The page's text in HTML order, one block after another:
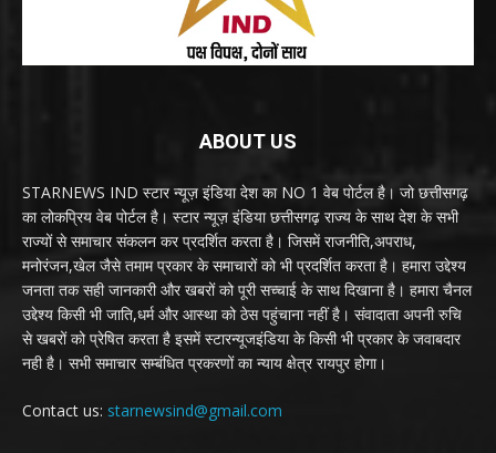
ABOUT US
STARNEWS IND स्टार न्यूज़ इंडिया देश का NO 1 वेब पोर्टल है। जो छत्तीसगढ़
का लोकप्रिय वेब पोर्टल है। स्टार न्यूज़ इंडिया छत्तीसगढ़ राज्य के साथ देश के सभी
राज्यों से समाचार संकलन कर प्रदर्शित करता है। जिसमें राजनीति,अपराध,
मनोरंजन,खेल जैसे तमाम प्रकार के समाचारों को भी प्रदर्शित करता है। हमारा उद्देश्य
जनता तक सही जानकारी और खबरों को पूरी सच्चाई के साथ दिखाना है। हमारा चैनल
उद्देश्य किसी भी जाति,धर्म और आस्था को ठेस पहुंचाना नहीं है। संवादाता अपनी रुचि
से खबरों को प्रेषित करता है इसमें स्टारन्यूजइंडिया के किसी भी प्रकार के जवाबदार
नही है। सभी समाचार सम्बंधित प्रकरणों का न्याय क्षेत्र रायपुर होगा।
Contact us: starnewsind@gmail.com